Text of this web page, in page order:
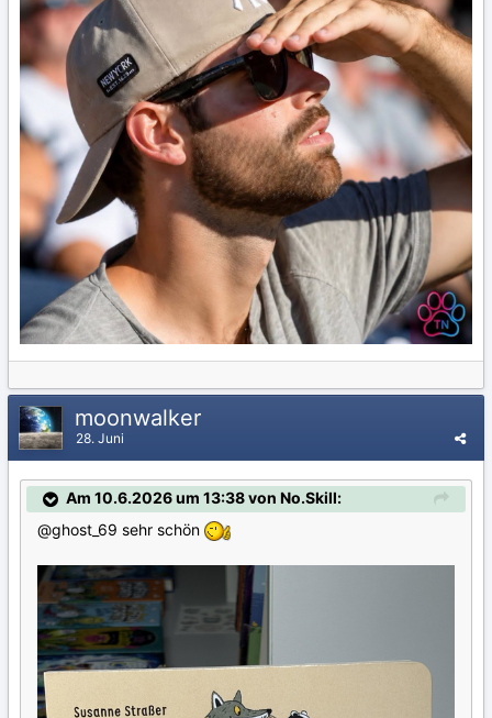
moonwalker
28. Juni
Am 10.6.2026 um 13:38 von No.Skill:
@ghost_69 sehr schön